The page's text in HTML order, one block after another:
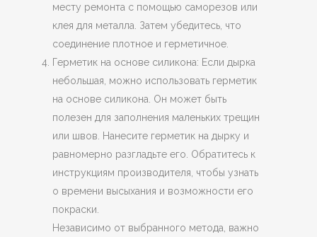
месту ремонта с помощью саморезов или
клея для металла. Затем убедитесь, что
соединение плотное и герметичное.
Герметик на основе силикона: Если дырка
небольшая, можно использовать герметик
на основе силикона. Он может быть
полезен для заполнения маленьких трещин
или швов. Нанесите герметик на дырку и
равномерно разгладьте его. Обратитесь к
инструкциям производителя, чтобы узнать
о времени высыхания и возможности его
покраски.
Независимо от выбранного метода, важно